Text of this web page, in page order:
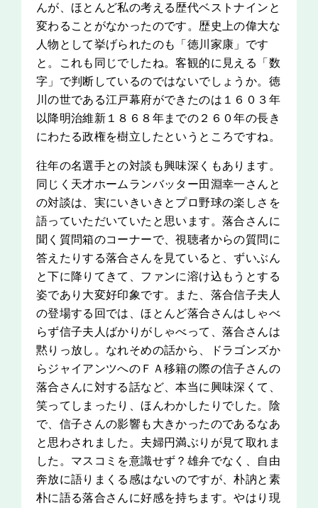
んが、ほとんど私の考える歴代ベストナインと
変わることがなかったのです。歴史上の偉大な
人物として挙げられたのも「徳川家康」です
と。これも同じでしたね。客観的に見える「数
字」で判断しているのではないでしょうか。徳
川の世である江戸幕府ができたのは１６０３年
以降明治維新１８６８年までの２６０年の長き
にわたる政権を樹立したというところですね。
往年の名選手との対談も興味深くもあります。
同じく天才ホームランバッター田淵幸一さんと
の対談は、実にいきいきとプロ野球の楽しさを
語っていただいていたと思います。落合さんに
聞く質問箱のコーナーで、視聴者からの質問に
答えたりする落合さんを見ていると、ずいぶん
と下に降りてきて、ファンに溶け込もうとする
姿であり大変好印象です。また、落合信子夫人
の登場する回では、ほとんど落合さんはしゃべ
らず信子夫人ばかりがしゃべって、落合さんは
黙りっ放し。なれそめの話から、ドラゴンズか
らジャイアンツへのＦＡ移籍の際の信子さんの
落合さんに対する話など、本当に興味深くて、
笑ってしまったり、ほんわかしたりでした。陰
で、信子さんの影響も大きかったのであるなあ
と思わされました。夫婦円満ぶりが見て取れま
した。マスコミを意識せず？雄弁でなく、自由
奔放に語りまくる感はないのですが、朴訥と素
朴に語る落合さんに好感を持ちます。やはり現